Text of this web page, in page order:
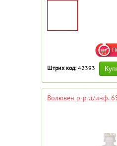
Штрих код: 42393
Волювен р-р д/инф.